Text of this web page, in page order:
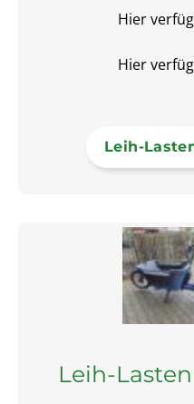
Hier
Hier
Leih-
Leih-